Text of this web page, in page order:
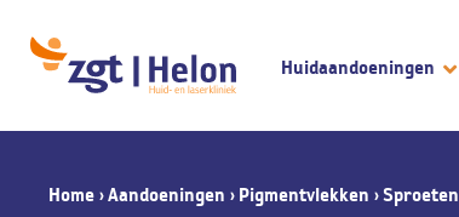
Huidaandoeningen
Home ›Aandoeningen › Pigmentvlekken ›Sproeten